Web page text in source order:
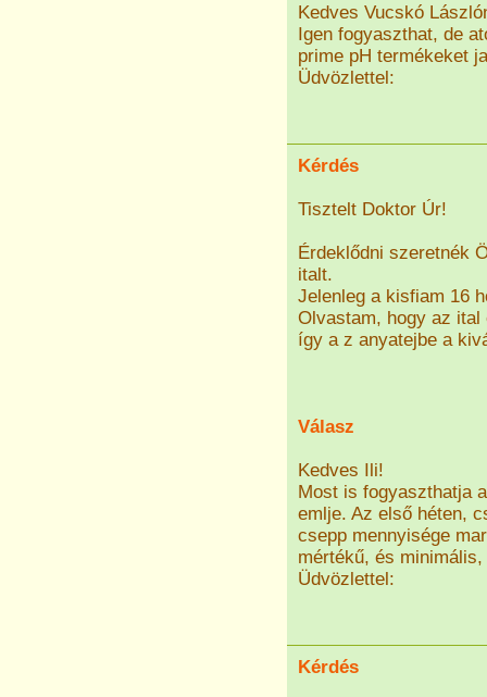
Kedves Vucskó
Igen fogyaszthat, de
prime pH termékeket
Üdvözlettel:
Kérdés
Tisztelt Doktor Úr!
Érdeklődni szeretnék
italt.
Jelenleg a kisfiam 16
Olvastam, hogy az ital
így a z anyatejbe a
Válasz
Kedves Ili!
Most is fogyaszthatja
emlje. Az első héten,
csepp mennyisége
mértékű, és
Üdvözlettel:
Kérdés